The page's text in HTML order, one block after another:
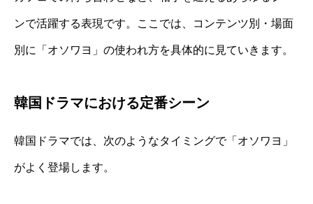
ンで活躍する表現です。ここでは、コンテンツ別・場面
別に「オソワヨ」の使われ方を具体的に見ていきます。
韓国ドラマにおける定番シーン
韓国ドラマでは、次のようなタイミングで「オソワヨ」
がよく登場します。